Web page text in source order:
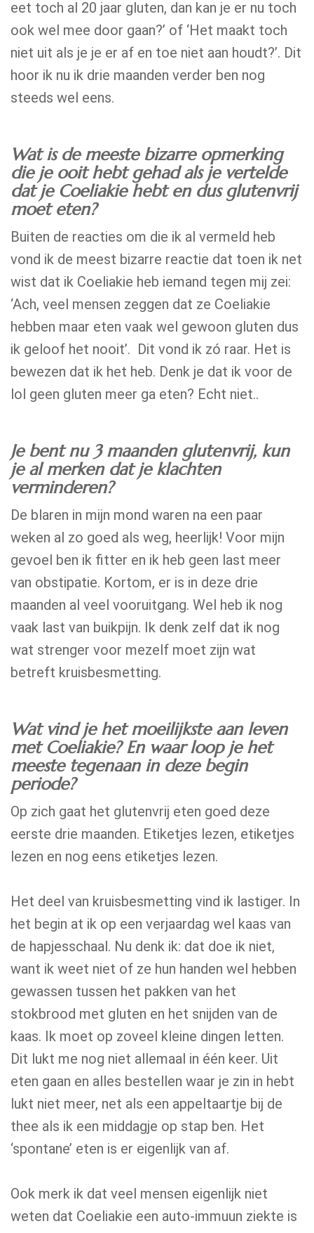
eet toch al 20 jaar gluten, dan kan je er nu toch
ook wel mee door gaan?’ of ‘Het maakt toch
niet uit als je je er af en toe niet aan houdt?’. Dit
hoor ik nu ik drie maanden verder ben nog
steeds wel eens.
Wat is de meeste bizarre opmerking
die je ooit hebt gehad als je vertelde
dat je Coeliakie hebt en dus glutenvrij
moet eten?
Buiten de reacties om die ik al vermeld heb
vond ik de meest bizarre reactie dat toen ik net
wist dat ik Coeliakie heb iemand tegen mij zei:
‘Ach, veel mensen zeggen dat ze Coeliakie
hebben maar eten vaak wel gewoon gluten dus
ik geloof het nooit’. Dit vond ik zó raar. Het is
bewezen dat ik het heb. Denk je dat ik voor de
lol geen gluten meer ga eten? Echt niet..
Je bent nu 3 maanden glutenvrij, kun
je al merken dat je klachten
verminderen?
De blaren in mijn mond waren na een paar
weken al zo goed als weg, heerlijk! Voor mijn
gevoel ben ik fitter en ik heb geen last meer
van obstipatie. Kortom, er is in deze drie
maanden al veel vooruitgang. Wel heb ik nog
vaak last van buikpijn. Ik denk zelf dat ik nog
wat strenger voor mezelf moet zijn wat
betreft kruisbesmetting.
Wat vind je het moeilijkste aan leven
met Coeliakie? En waar loop je het
meeste tegenaan in deze begin
periode?
Op zich gaat het glutenvrij eten goed deze
eerste drie maanden. Etiketjes lezen, etiketjes
lezen en nog eens etiketjes lezen.
Het deel van kruisbesmetting vind ik lastiger. In
het begin at ik op een verjaardag wel kaas van
de hapjesschaal. Nu denk ik: dat doe ik niet,
want ik weet niet of ze hun handen wel hebben
gewassen tussen het pakken van het
stokbrood met gluten en het snijden van de
kaas. Ik moet op zoveel kleine dingen letten.
Dit lukt me nog niet allemaal in één keer. Uit
eten gaan en alles bestellen waar je zin in hebt
lukt niet meer, net als een appeltaartje bij de
thee als ik een middagje op stap ben. Het
‘spontane’ eten is er eigenlijk van af.
Ook merk ik dat veel mensen eigenlijk niet
weten dat Coeliakie een auto-immuun ziekte is